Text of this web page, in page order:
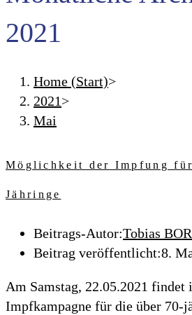
2021
Home (Start)>
2021>
Mai
Möglichkeit der Impfung
Jähringe
Beitrags-Autor:Tobias
Beitrag veröffentlicht:8.
Am Samstag, 22.05.2021
Impfkampagne für die über 70-